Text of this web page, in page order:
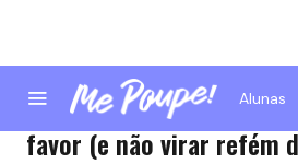
Alunas
Como usar o cartão de
favor (e não virar refém